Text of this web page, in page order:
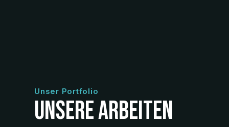
Unser Portfolio
Unsere Arbeiten